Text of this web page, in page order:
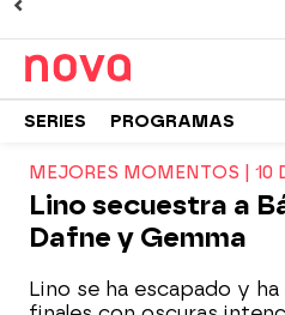
SERIES PROGRAMAS
MEJORES MOMENTOS | 10
Lino secuestra a
Dafne y Gemma
Lino se ha escapado y